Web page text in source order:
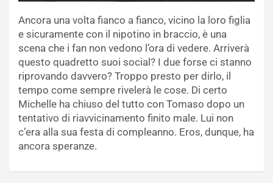
Ancora una volta fianco a fianco, vicino la loro figlia
e sicuramente con il nipotino in braccio, è una
scena che i fan non vedono l’ora di vedere. Arriverà
questo quadretto suoi social? I due forse ci stanno
riprovando davvero? Troppo presto per dirlo, il
tempo come sempre rivelerà le cose. Di certo
Michelle ha chiuso del tutto con Tomaso dopo un
tentativo di riavvicinamento finito male. Lui non
c’era alla sua festa di compleanno. Eros, dunque, ha
ancora speranze.